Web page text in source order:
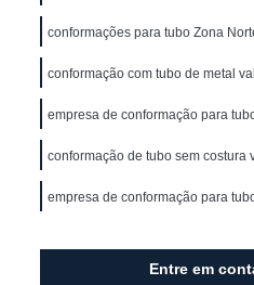
em Aço
Escada
Corrimão Ferro
Ferro de Parede
Corrimão Ferro para Escada
Corrimão com Ferro
Corrimão de Ferro
conformações para tubo Zona
conformação com tubo de metal
empresa de conformação para
conformação de tubo sem costura
empresa de conformação para
Entre em